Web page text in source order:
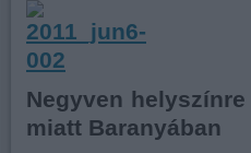
Negyven
miatt Baranyában